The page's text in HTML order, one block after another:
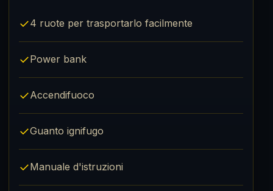
✓4 ruote per trasportarlo facilmente
✓Power bank
✓Accendifuoco
✓Guanto ignifugo
✓Manuale d'istruzioni